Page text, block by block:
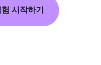
시작하기